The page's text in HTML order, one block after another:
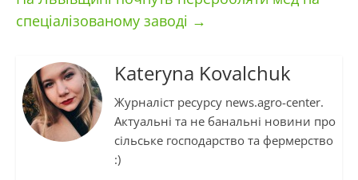
спеціалізованому заводі →
Kateryna Kovalchuk
Журналіст ресурсу news.agro-center.
Актуальні та не банальні новини про
сільське господарство та фермерство
:)